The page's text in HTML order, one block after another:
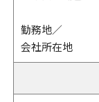
勤務地／
会社所在地